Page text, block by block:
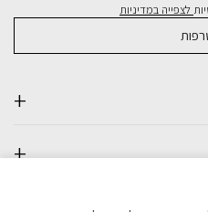
לצפייה במדיניות